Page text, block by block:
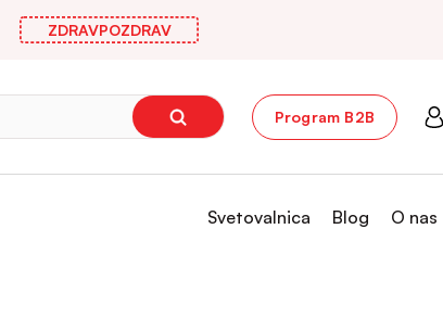
ZDRAVPOZDRAV
Program B2B
Svetovalnica Blog O nas